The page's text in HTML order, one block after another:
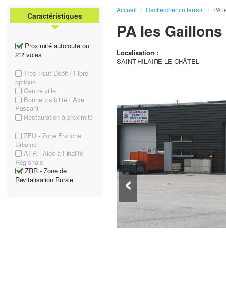
Caractéristiques
Proximité autoroute ou
2*2 voies
Très Haut Débit / Fibre
optique
Centre ville
Bonne visibilité / Axe
Passant
Restauration à proximité
ZFU - Zone Franche
Urbaine
AFR - Aide à Finalité
Régionale
ZRR - Zone de
Revitalisation Rurale
Accueil Rechercher un terrain PA
PA les Gaillons
Localisation :
SAINT-HILAIRE-LE-CHÂTEL
‹